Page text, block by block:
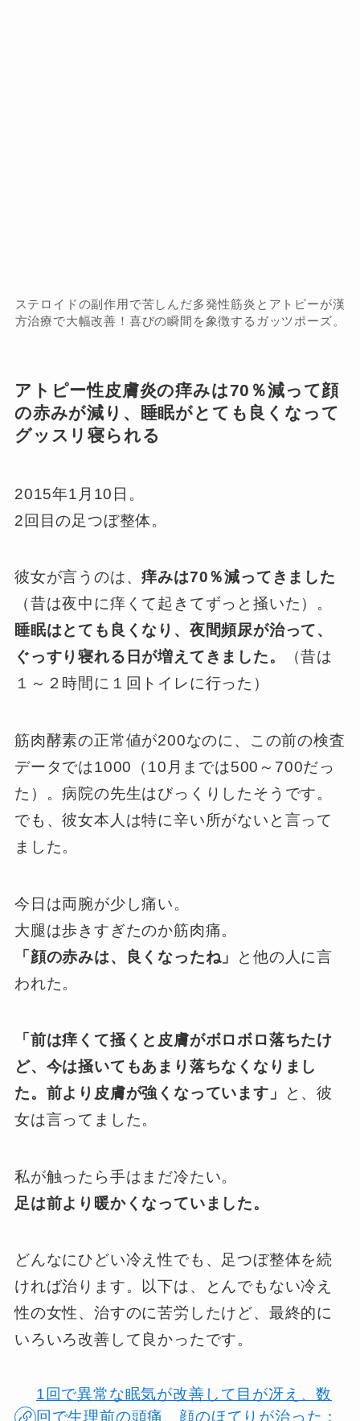
ステロイドの副作用で苦しんだ多発性筋炎とアトピーが漢
方治療で大幅改善！喜びの瞬間を象徴するガッツポーズ。
アトピー性皮膚炎の痒みは70％減って顔
の赤みが減り、睡眠がとても良くなって
グッスリ寝られる
2015年1月10日。
2回目の足つぼ整体。
彼女が言うのは、痒みは70％減ってきました
（昔は夜中に痒くて起きてずっと掻いた）。
睡眠はとても良くなり、夜間頻尿が治って、
ぐっすり寝れる日が増えてきました。
（昔は
１～２時間に１回トイレに行った）
筋肉酵素の正常値が200なのに、この前の検査
データでは1000（10月までは500～700だっ
た）。病院の先生はびっくりしたそうです。
でも、彼女本人は特に辛い所がないと言って
ました。
今日は両腕が少し痛い。
大腿は歩きすぎたのか筋肉痛。
「顔の赤みは、良くなったね」
と他の人に言
われた。
「前は痒くて掻くと皮膚がボロボロ落ちたけ
ど、今は掻いてもあまり落ちなくなりまし
た。前より皮膚が強くなっています」
と、彼
女は言ってました。
私が触ったら手はまだ冷たい。
足は前より暖かくなっていました。
どんなにひどい冷え性でも、足つぼ整体を続
ければ治ります。以下は、とんでもない冷え
性の女性、治すのに苦労したけど、最終的に
いろいろ改善して良かったです。
1回で異常な眠気が改善して目が冴え、数
回で生理前の頭痛、顔のほてりが治った：